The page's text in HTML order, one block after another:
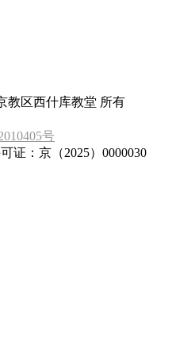
教区西什库教堂 所有
号
证：京（2025）0000030